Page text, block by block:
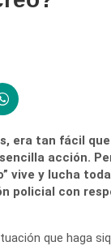
era tan fácil
acción.
vive y lucha
policial con
que haga